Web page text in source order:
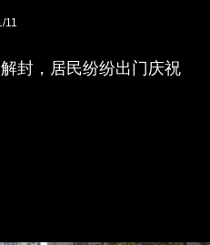
/11
封，居民纷纷出门庆祝